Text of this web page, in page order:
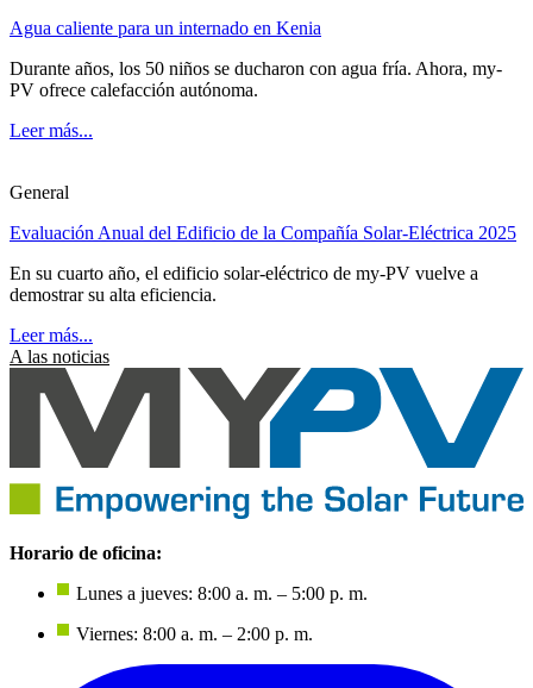
Agua caliente para un internado en Kenia
Durante años, los 50 niños se ducharon con agua fría. Ahora, my-
PV ofrece calefacción autónoma.
Leer más...
General
Evaluación Anual del Edificio de la Compañía Solar-Eléctrica 2025
En su cuarto año, el edificio solar-eléctrico de my-PV vuelve a
demostrar su alta eficiencia.
Leer más...
A las noticias
Horario de oficina:
Lunes a jueves: 8:00 a. m. – 5:00 p. m.
Viernes: 8:00 a. m. – 2:00 p. m.